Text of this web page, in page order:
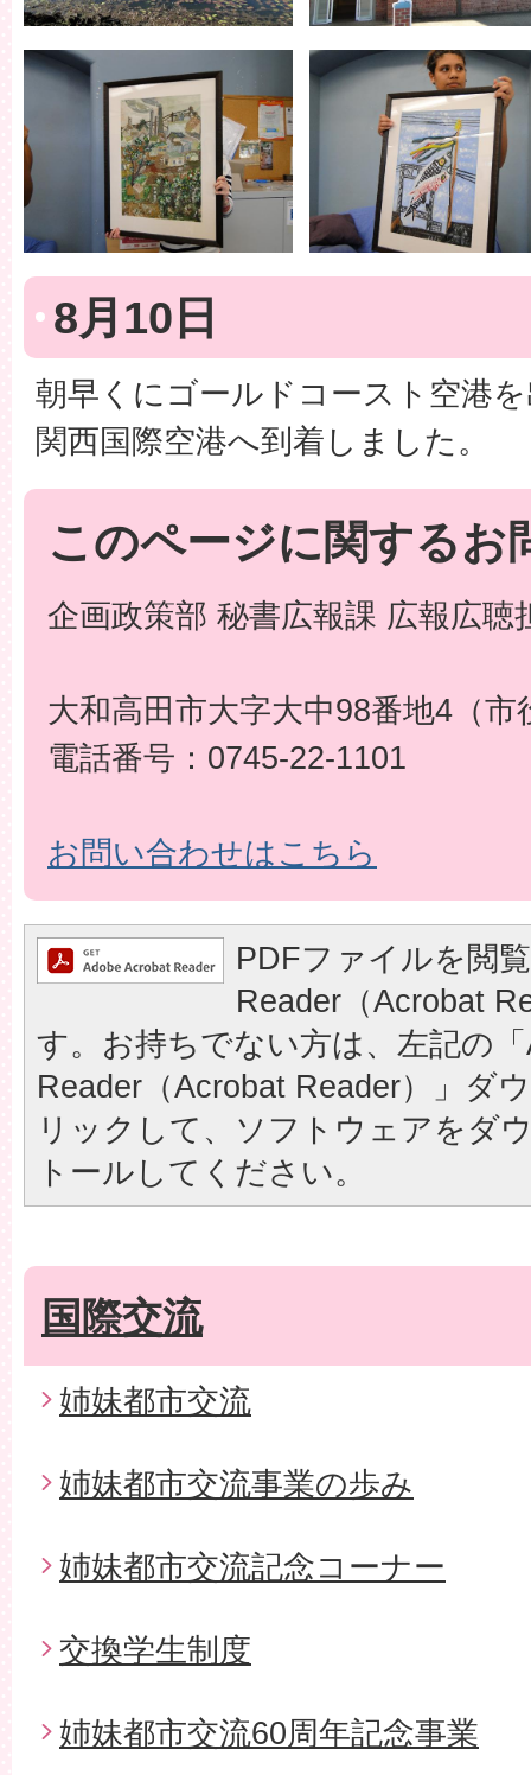
8月10日
朝早くにゴールドコースト空港
関西国際空港へ到着しました。
このページに関するお
企画政策部 秘書広報課 広報広聴
大和高田市大字大中98番地4（市
電話番号：0745-22-1101
お問い合わせはこちら
PDFファイルを閲
Reader（Acrobat
す。お持ちでない方は、左記の
Reader（Acrobat Reader）」ダ
リックして、ソフトウェアをダ
トールしてください。
国際交流
姉妹都市交流
姉妹都市交流事業の歩み
姉妹都市交流記念コーナー
交換学生制度
姉妹都市交流60周年記念事業